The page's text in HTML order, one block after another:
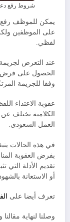
شروط رفع
يمكن للموظف رفع
على الموظفين
لفظي.
عند التعرض
الحصول على فرض
وفقا للجريمة
عقوبة الاعتداء
الكلامية تختلف
العمل السعودي.
في هذه الحالات
بفرض العقوبة
تقديم الأدلة
أو الاستعانة
تعرف أيضا على
وصلنا لنهاية